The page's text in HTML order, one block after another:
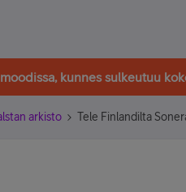
kunnes sulkeutuu
arkisto Tele Finlandilta